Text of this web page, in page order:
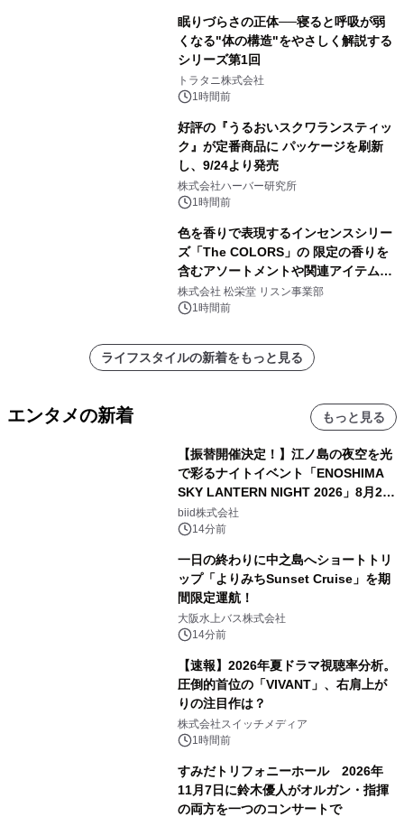
眠りづらさの正体──寝ると呼吸が弱
くなる"体の構造"をやさしく解説する
シリーズ第1回
トラタニ株式会社
1時間前
好評の『うるおいスクワランスティッ
ク』が定番商品に パッケージを刷新
し、9/24より発売
株式会社ハーバー研究所
1時間前
色を香りで表現するインセンスシリー
ズ「The COLORS」の 限定の香りを
含むアソートメントや関連アイテムを
8月6日発売
株式会社 松栄堂 リスン事業部
1時間前
ライフスタイルの新着をもっと見る
エンタメの新着 もっと見る
【振替開催決定！】江ノ島の夜空を光
で彩るナイトイベント「ENOSHIMA
SKY LANTERN NIGHT 2026」8月22
日(土)振替開催＆受付スタート！
biid株式会社
14分前
一日の終わりに中之島へショートトリ
ップ「よりみちSunset Cruise」を期
間限定運航！
大阪水上バス株式会社
14分前
【速報】2026年夏ドラマ視聴率分析。
圧倒的首位の「VIVANT」、右肩上が
りの注目作は？
株式会社スイッチメディア
1時間前
すみだトリフォニーホール 2026年
11月7日に鈴木優人がオルガン・指揮
の両方を一つのコンサートで